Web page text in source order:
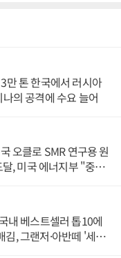
만 톤 한국에서 러시아
의 공격에 수요 늘어
오클로 SMR 연구용 원
, 미국 에너지부 "중요
내 베스트셀러 톱10에
, 그랜저·아반떼 '세단